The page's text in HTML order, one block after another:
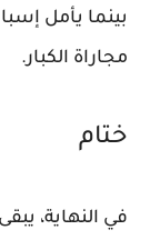
بينما يأمل
مجاراة الكبار.
ختام
في النهاية،